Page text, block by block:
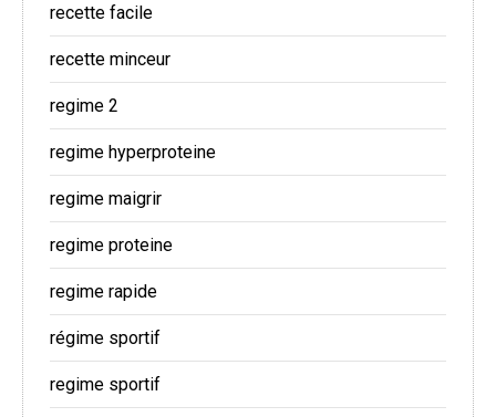
recette facile
recette minceur
regime 2
regime hyperproteine
regime maigrir
regime proteine
regime rapide
régime sportif
regime sportif